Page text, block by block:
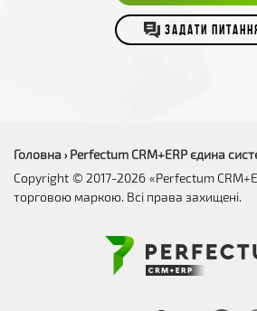
ЗАДАТИ
Головна › Perfectum CRM+ERP єдина
Copyright © 2017-2026 «Perfectum
торговою маркою. Всі права захищені.